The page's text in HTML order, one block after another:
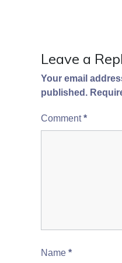
Leave a
Your email
published.
Comment*
Name *